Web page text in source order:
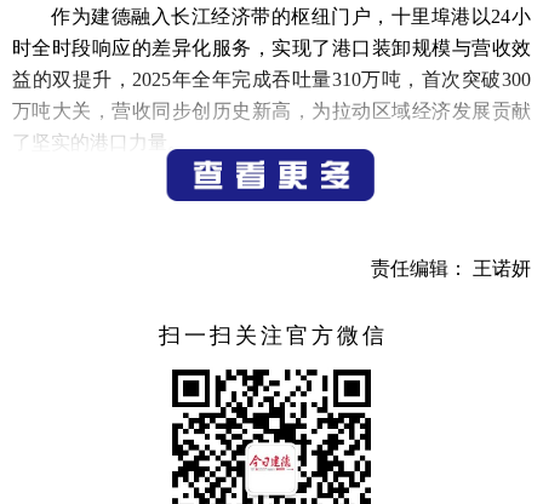
作为建德融入长江经济带的枢纽门户，十里埠港以24小
时全时段响应的差异化服务，实现了港口装卸规模与营收效
益的双提升，2025年全年完成吞吐量310万吨，首次突破300
万吨大关，营收同步创历史新高，为拉动区域经济发展贡献
了坚实的港口力量。
核心业绩的突破，根植于十里埠港紧扣建德重点产业需
物流成本”服务升级战略。围绕这一战略，港口主动作为，累
面向中远海运等头部船运企业，十里埠港精准对接货物
流向与专线运输需求，量身打造并快速落地太仓港粮食专
线、南通港化工专线等定制化航线，实现重点货种运输的高
效匹配；面向建德本地建材企业，创新开通砂石料“散改
集”专属绿色通道，全年完成砂石料运输近18万吨，同比提升
责任编辑： 王诺妍
扫一扫关注官方微信